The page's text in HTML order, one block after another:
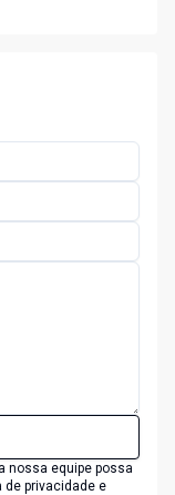
nossa equipe possa
de privacidade e